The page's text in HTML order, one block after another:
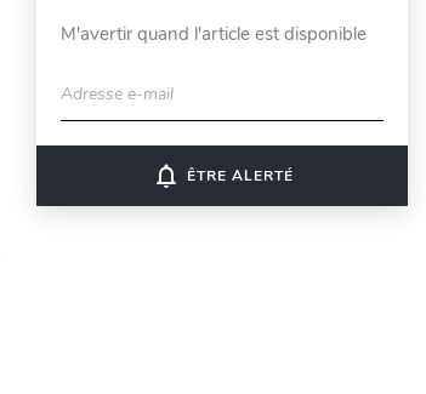
M'avertir quand l'article est disponible
Adresse e-mail
notifications_none ÊTRE ALERTÉ